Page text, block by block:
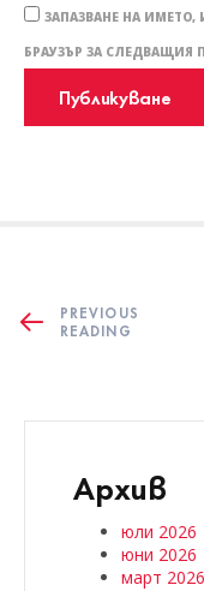
ЗАПАЗВАНЕ НА
БРАУЗЪР ЗА СЛЕДВАЩИЯ
PREVIOUS
READING
Архив
юли 2026
юни 2026
март 2026